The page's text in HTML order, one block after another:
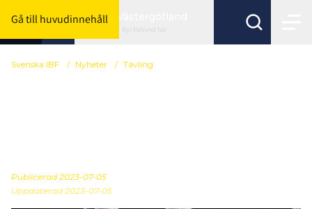
Gå till huvudinnehåll
Byt förbund här
Svenska IBF / Nyheter / Tävling
Publicerad 2023-07-05
Uppdaterad 2023-07-05